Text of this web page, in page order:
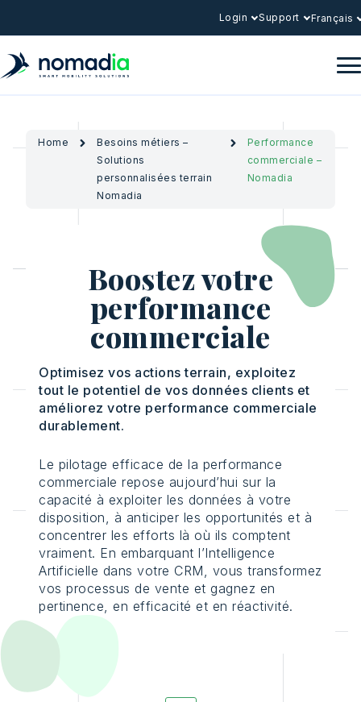
Login Support Français
Home
Besoins métiers –
Solutions
personnalisées terrain
Nomadia
Performance
commerciale –
Nomadia
Boostez votre
performance
commerciale
Optimisez vos actions terrain, exploitez
tout le potentiel de vos données clients et
améliorez votre performance commerciale
durablement.
Le pilotage efficace de la performance
commerciale repose aujourd’hui sur la
capacité à exploiter les données à votre
disposition, à anticiper les opportunités et à
concentrer les efforts là où ils comptent
vraiment. En embarquant l’Intelligence
Artificielle dans votre CRM, vous transformez
vos processus de vente et gagnez en
pertinence, en efficacité et en réactivité.